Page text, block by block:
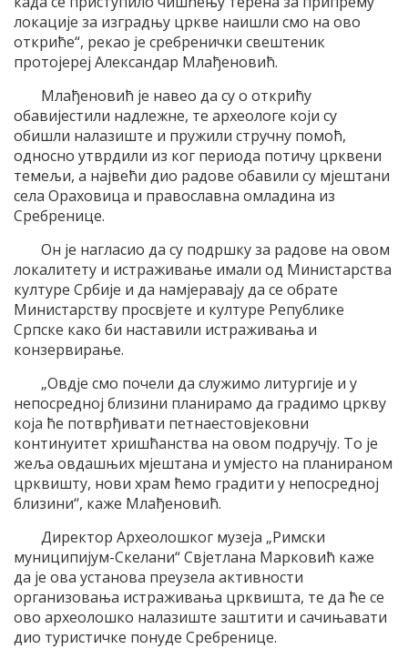
локације за изградњу цркве наишли смо на ово
откриће“, рекао је сребренички свештеник
протојереј Александар Млађеновић.
Млађеновић је навео да су о открићу
обавијестили надлежне, те археологе који су
обишли налазиште и пружили стручну помоћ,
односно утврдили из ког периода потичу црквени
темељи, а највећи дио радове обавили су мјештани
села Ораховица и православна омладина из
Сребренице.
Он је нагласио да су подршку за радове на овом
локалитету и истраживање имали од Министарства
културе Србије и да намјеравају да се обрате
Министарству просвјете и културе Републике
Српске како би наставили истраживања и
конзервирање.
„Овдје смо почели да служимо литургије и у
непосредној близини планирамо да градимо цркву
која ће потврђивати петнаестовјековни
континуитет хришћанства на овом подручју. То је
жеља овдашњих мјештана и умјесто на планираном
црквишту, нови храм ћемо градити у непосредној
близини“, каже Млађеновић.
Директор Археолошког музеја „Римски
муниципијум-Скелани“ Свјетлана Марковић каже
да је ова установа преузела активности
организовања истраживања црквишта, те да ће се
ово археолошко налазиште заштити и сачињавати
дио туристичке понуде Сребренице.